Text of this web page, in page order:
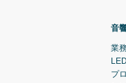
音
業
プ